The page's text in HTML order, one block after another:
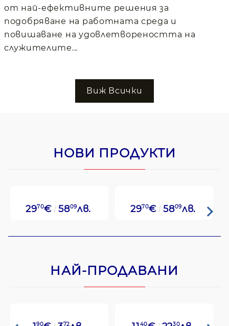
от най-ефективните решения за
подобряване на работната среда и
повишаване на удовлетвореността на
служителите...
Виж Всички
НОВИ ПРОДУКТИ
2970€ 5809лв. 2970€ 5809лв.
НАЙ-ПРОДАВАНИ
90 72 40 30